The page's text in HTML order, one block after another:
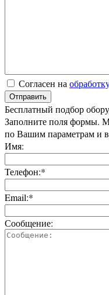
Согласен на
Отправить
Бесплатный подбор
Заполните поля формы.
по Вашим параметрам и
Имя:
Телефон:*
Email:*
Сообщение: